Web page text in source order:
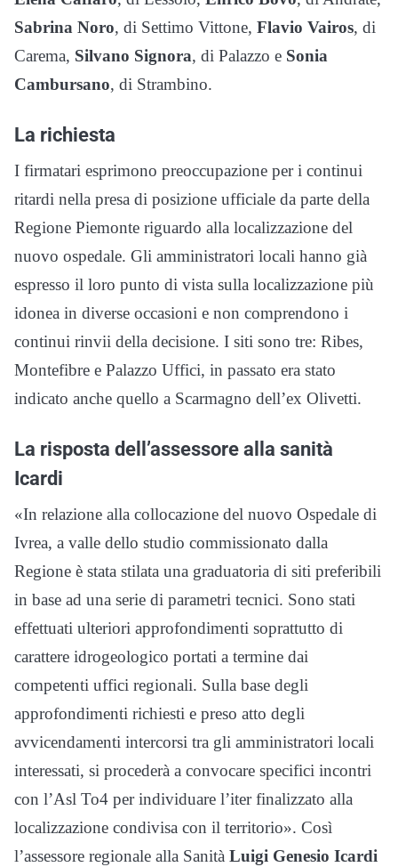
Sabrina Noro, di Settimo Vittone, Flavio Vairos, di
Carema, Silvano Signora, di Palazzo e Sonia
Cambursano, di Strambino.
La richiesta
I firmatari esprimono preoccupazione per i continui
ritardi nella presa di posizione ufficiale da parte della
Regione Piemonte riguardo alla localizzazione del
nuovo ospedale. Gli amministratori locali hanno già
espresso il loro punto di vista sulla localizzazione più
idonea in diverse occasioni e non comprendono i
continui rinvii della decisione. I siti sono tre: Ribes,
Montefibre e Palazzo Uffici, in passato era stato
indicato anche quello a Scarmagno dell’ex Olivetti.
La risposta dell’assessore alla sanità
Icardi
«In relazione alla collocazione del nuovo Ospedale di
Ivrea, a valle dello studio commissionato dalla
Regione è stata stilata una graduatoria di siti preferibili
in base ad una serie di parametri tecnici. Sono stati
effettuati ulteriori approfondimenti soprattutto di
carattere idrogeologico portati a termine dai
competenti uffici regionali. Sulla base degli
approfondimenti richiesti e preso atto degli
avvicendamenti intercorsi tra gli amministratori locali
interessati, si procederà a convocare specifici incontri
con l’Asl To4 per individuare l’iter finalizzato alla
localizzazione condivisa con il territorio». Così
l’assessore regionale alla Sanità Luigi Genesio Icardi